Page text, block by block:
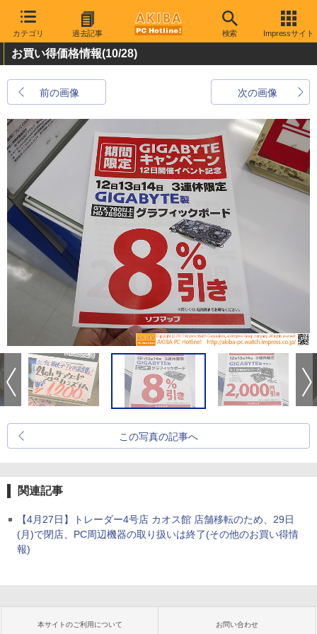
カテゴリ 過去記事 検索 Impressサイト
お買い得価格情報(10/28)
前の画像 次の画像
この写真の記事へ
関連記事
【4月27日】トレーダー4号店 カオス館 店舗移転のため、29日
(月)で閉店、PC周辺機器の取り扱いは終了(その他のお買い得情
報)
本サイトのご利用について お問い合わせ